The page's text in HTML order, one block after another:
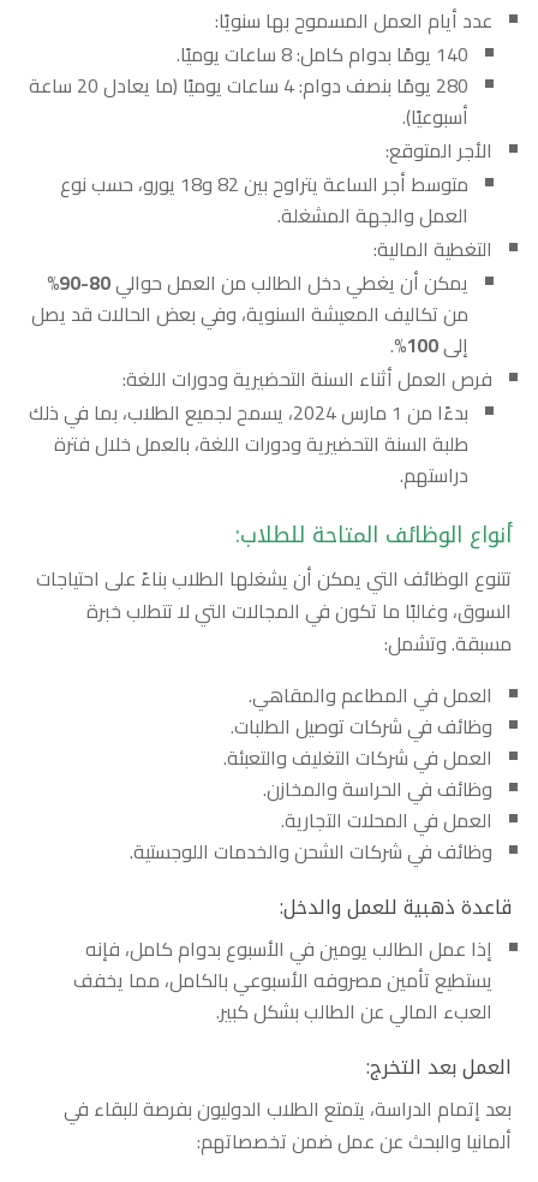
عدد أيام العمل المسموح بها سنويًا:
140 يومًا بدوام كامل: 8 ساعات يوميًا.
280 يومًا بنصف دوام: 4 ساعات يوميًا (ما يعادل 20 ساعة
أسبوعيًا).
الأجر المتوقع:
متوسط أجر الساعة يتراوح بين 82 و18 يورو، حسب نوع
العمل والجهة المشغلة.
التغطية المالية:
يمكن أن يغطي دخل الطالب من العمل حوالي80-90%
من تكاليف المعيشة السنوية، وفي بعض الحالات قد يصل
إلى100%
.
فرص العمل أثناء السنة التحضيرية ودورات اللغة:
بدءًا من 1 مارس 2024، يسمح لجميع الطلاب، بما في ذلك
طلبة السنة التحضيرية ودورات اللغة، بالعمل خلال فترة
دراستهم.
أنواع الوظائف المتاحة للطلاب:
تتنوع الوظائف التي يمكن أن يشغلها الطلاب بناءً على احتياجات
السوق، وغالبًا ما تكون في المجالات التي لا تتطلب خبرة
مسبقة. وتشمل:
العمل في المطاعم والمقاهي.
وظائف في شركات توصيل الطلبات.
العمل في شركات التغليف والتعبئة.
وظائف في الحراسة والمخازن.
العمل في المحلات التجارية.
وظائف في شركات الشحن والخدمات اللوجستية.
قاعدة ذهبية للعمل والدخل:
إذا عمل الطالب يومين في الأسبوع بدوام كامل، فإنه
يستطيع تأمين مصروفه الأسبوعي بالكامل، مما يخفف
العبء المالي عن الطالب بشكل كبير.
العمل بعد التخرج:
بعد إتمام الدراسة، يتمتع الطلاب الدوليون بفرصة للبقاء في
ألمانيا والبحث عن عمل ضمن تخصصاتهم: